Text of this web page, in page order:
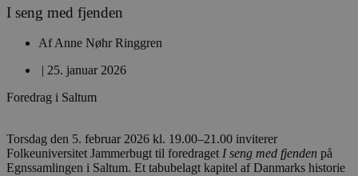
I seng med fjenden
AfAnne Nøhr Ringgren
| 25. januar 2026
Foredrag i Saltum
Torsdag den 5. februar 2026 kl. 19.00–21.00 inviterer
Folkeuniversitet Jammerbugt til foredragetI seng med fjenden på
Egnssamlingen i Saltum. Et tabubelagt kapitel af Danmarks historie